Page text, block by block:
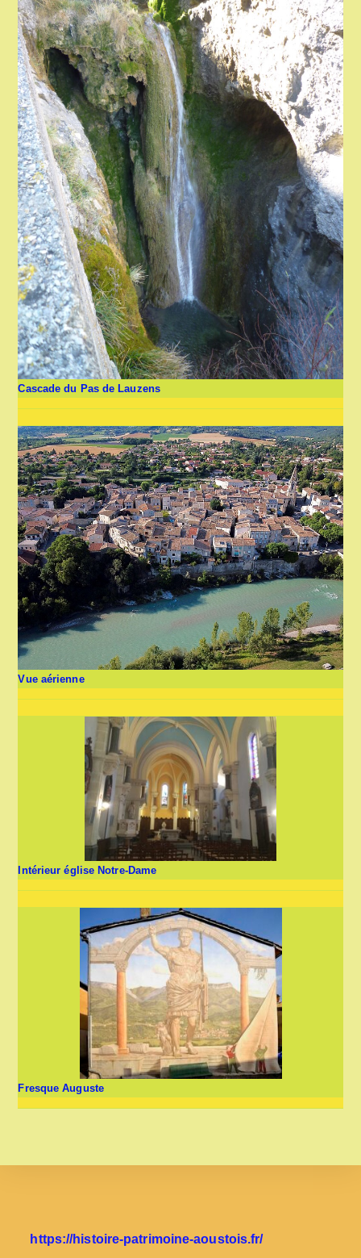
Cascade du Pas de Lauzens
Vue aérienne
Intérieur église Notre-Dame
Fresque Auguste
https://histoire-patrimoine-aoustois.fr/